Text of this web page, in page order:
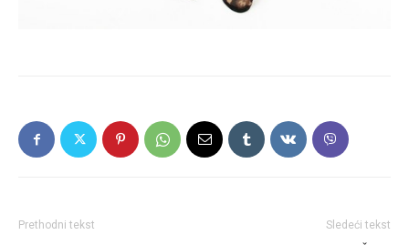
Prethodni tekst Sledeći tekst